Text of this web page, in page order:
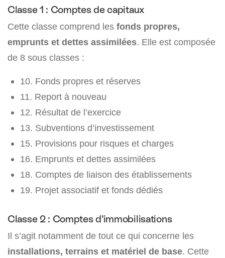
Classe 1 : Comptes de capitaux
Cette classe comprend les fonds propres,
emprunts et dettes assimilées. Elle est composée
de 8 sous classes :
10. Fonds propres et réserves
11. Report à nouveau
12. Résultat de l’exercice
13. Subventions d’investissement
15. Provisions pour risques et charges
16. Emprunts et dettes assimilées
18. Comptes de liaison des établissements
19. Projet associatif et fonds dédiés
Classe 2 : Comptes d’immobilisations
Il s’agit notamment de tout ce qui concerne les
installations, terrains et matériel de base. Cette